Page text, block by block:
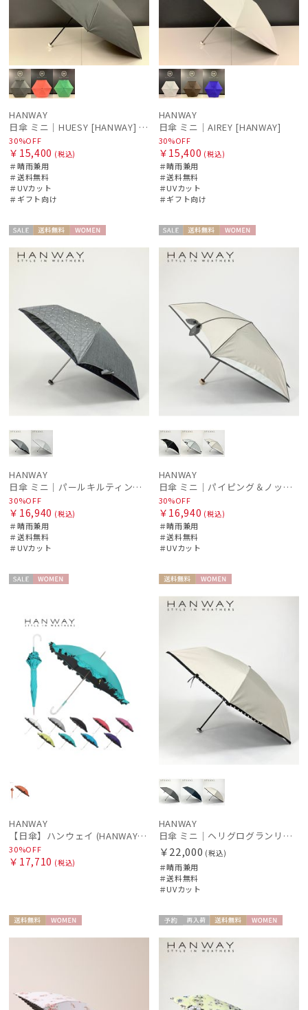
HANWAY
日傘 ミニ｜HUESY [HANWAY] @yucca.mmm様ご紹介アイテム
30%OFF
￥15,400 (税込)
＃晴雨兼用
＃送料無料
＃UVカット
＃ギフト向け
HANWAY
日傘 ミニ｜AIREY [HANWAY]
30%OFF
￥15,400 (税込)
＃晴雨兼用
＃送料無料
＃UVカット
＃ギフト向け
ル
料
N
HANWAY
日傘 ミニ｜パールキルティング刺繍 [HANWAY]
30%OFF
￥16,940 (税込)
＃晴雨兼用
＃送料無料
＃UVカット
ル
料
N
HANWAY
日傘 ミニ｜パイピング＆ノットリボン [HANWAY]
30%OFF
￥16,940 (税込)
＃晴雨兼用
＃送料無料
＃UVカット
HANWAY
【日傘】ハンウェイ (HANWAY) P.カルゼツイル フリル メイクアップカラー 長傘 オールウェザー 遮光 長傘 晴雨兼用 , UV , 日本製 ,
30%OFF
￥17,710 (税込)
料
N
HANWAY
日傘 ミニ｜ヘリグログランリボン＆パール [HANWAY]
￥22,000 (税込)
＃晴雨兼用
＃送料無料
＃UVカット
荷
料